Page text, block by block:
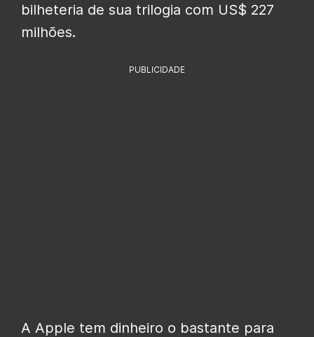
bilheteria de sua trilogia com US$ 227
milhões.
PUBLICIDADE
A Apple tem dinheiro o bastante para